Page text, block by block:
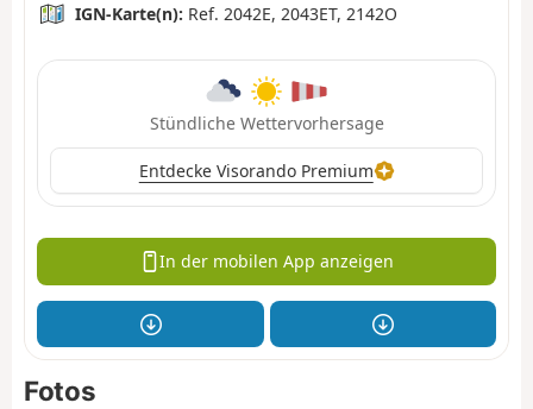
IGN-Karte(n): Ref. 2042E, 2043ET, 2142O
Stündliche Wettervorhersage
Entdecke Visorando Premium
In der mobilen App anzeigen
Fotos